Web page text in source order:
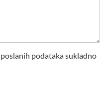
podataka sukladno